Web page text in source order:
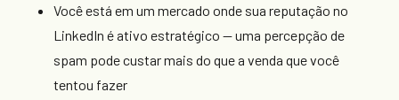
Você está em um mercado onde sua reputação no
LinkedIn é ativo estratégico — uma percepção de
spam pode custar mais do que a venda que você
tentou fazer